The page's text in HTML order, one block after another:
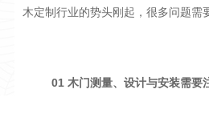
木定制行业的势头刚起，很多问题需
01 木门测量、设计与安装需要